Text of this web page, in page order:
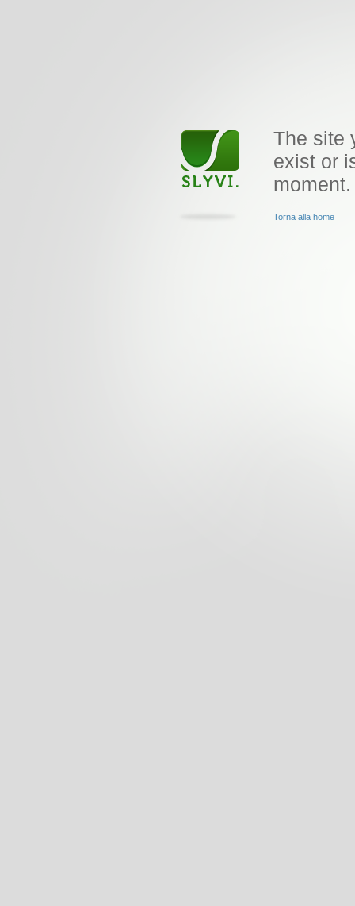
The site
exist or
moment.
Torna alla home